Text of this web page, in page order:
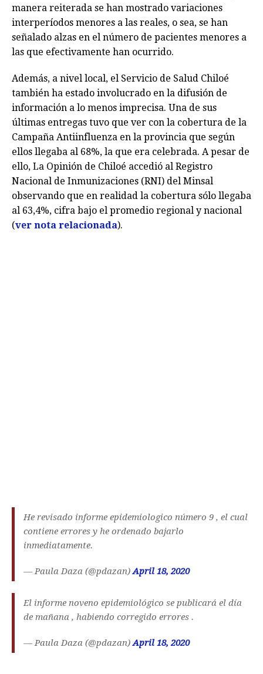
manera reiterada se han mostrado variaciones
interperíodos menores a las reales, o sea, se han
señalado alzas en el número de pacientes menores a
las que efectivamente han ocurrido.
Además, a nivel local, el Servicio de Salud Chiloé
también ha estado involucrado en la difusión de
información a lo menos imprecisa. Una de sus
últimas entregas tuvo que ver con la cobertura de la
Campaña Antiinfluenza en la provincia que según
ellos llegaba al 68%, la que era celebrada. A pesar de
ello, La Opinión de Chiloé accedió al Registro
Nacional de Inmunizaciones (RNI) del Minsal
observando que en realidad la cobertura sólo llegaba
al 63,4%, cifra bajo el promedio regional y nacional
(ver nota relacionada).
He revisado informe epidemiologico número 9 , el cual
contiene errores y he ordenado bajarlo
inmediatamente.
— Paula Daza (@pdazan)April 18, 2020
El informe noveno epidemiológico se publicará el día
de mañana , habiendo corregido errores .
— Paula Daza (@pdazan)April 18, 2020